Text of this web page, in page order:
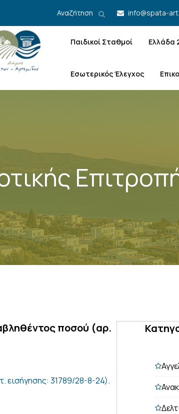
Αναζήτηση info@spata-
Παιδικοί Σταθμοί Ελλάδα
Εσωτερικός Έλεγχος
ποσού (αρ.
31789/28-8-24).